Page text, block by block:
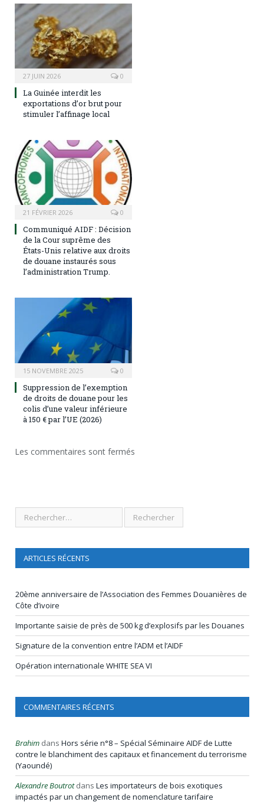
27 JUIN 2026 0
La Guinée interdit les
exportations d’or brut pour
stimuler l’affinage local
21 FÉVRIER 2026 0
Communiqué AIDF : Décision
de la Cour suprême des
États-Unis relative aux droits
de douane instaurés sous
l’administration Trump.
15 NOVEMBRE 2025 0
Suppression de l’exemption
de droits de douane pour les
colis d’une valeur inférieure
à 150 € par l’UE (2026)
Les commentaires sont fermés
ARTICLES RÉCENTS
20ème anniversaire de l’Association des Femmes Douanières de
Côte d’ivoire
Importante saisie de près de 500 kg d’explosifs par les Douanes
Signature de la convention entre l’ADM et l’AIDF
Opération internationale WHITE SEA VI
COMMENTAIRES RÉCENTS
Brahim dans Hors série n°8 – Spécial Séminaire AIDF de Lutte
contre le blanchiment des capitaux et financement du terrorisme
(Yaoundé)
Alexandre Boutrotdans Les importateurs de bois exotiques
impactés par un changement de nomenclature tarifaire